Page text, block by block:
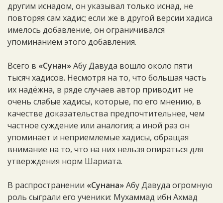
другим иснадом, он указывал только иснад, не
повторяя сам хадис; если же в другой версии хадиса
имелось добавление, он ограничивался
упоминанием этого добавления.
Всего в «Сунан»Абу Давуда вошло около пяти
тысяч хадисов. Несмотря на то, что большая часть
их надёжна, в ряде случаев автор приводит не
очень слабые хадисы, которые, по его мнению, в
качестве доказательства предпочтительнее, чем
частное суждение или аналогия; а иной раз он
упоминает и неприемлемые хадисы, обращая
внимание на то, что на них нельзя опираться для
утверждения норм Шариата.
В распространении «Сунана»Абу Давуда огромную
роль сыграли его ученики: Мухаммад ибн Ахмад